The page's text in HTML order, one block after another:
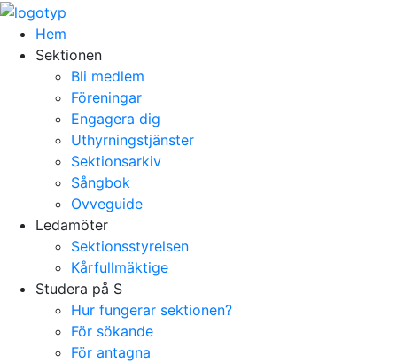
Hem
Sektionen
Bli medlem
Föreningar
Engagera dig
Uthyrningstjänster
Sektionsarkiv
Sångbok
Ovveguide
Ledamöter
Sektionsstyrelsen
Kårfullmäktige
Studera på S
Hur fungerar sektionen?
För sökande
För antagna